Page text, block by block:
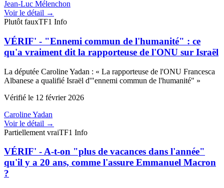
Jean-Luc Mélenchon
Voir le détail →
Plutôt fauxTF1 Info
VÉRIF' - "Ennemi commun de l'humanité" : ce
qu'a vraiment dit la rapporteuse de l'ONU sur Israël
La députée Caroline Yadan : « La rapporteuse de l'ONU Francesca
Albanese a qualifié Israël d'"ennemi commun de l'humanité" »
Vérifié le 12 février 2026
Caroline Yadan
Voir le détail →
Partiellement vraiTF1 Info
VÉRIF' - A-t-on "plus de vacances dans l'année"
qu'il y a 20 ans, comme l'assure Emmanuel Macron
?